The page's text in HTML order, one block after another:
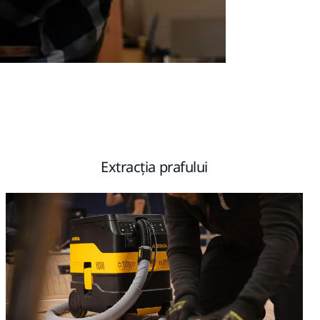
Extracția prafului